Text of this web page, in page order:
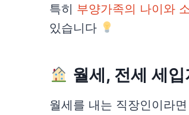
특히 부양가족의 나이와
있습니다
월세, 전세 세
월세를 내는 직장인이라